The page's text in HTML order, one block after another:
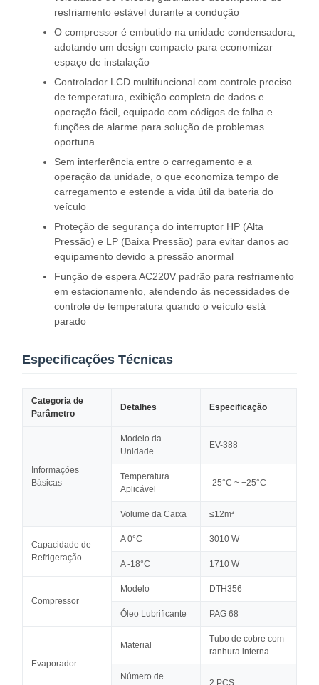
resfriamento estável durante a condução
O compressor é embutido na unidade condensadora,
adotando um design compacto para economizar
espaço de instalação
Controlador LCD multifuncional com controle preciso
de temperatura, exibição completa de dados e
operação fácil, equipado com códigos de falha e
funções de alarme para solução de problemas
oportuna
Sem interferência entre o carregamento e a
operação da unidade, o que economiza tempo de
carregamento e estende a vida útil da bateria do
veículo
Proteção de segurança do interruptor HP (Alta
Pressão) e LP (Baixa Pressão) para evitar danos ao
equipamento devido a pressão anormal
Função de espera AC220V padrão para resfriamento
em estacionamento, atendendo às necessidades de
controle de temperatura quando o veículo está
parado
Especificações Técnicas
Categoria de
Parâmetro
Detalhes Especificação
Informações
Básicas
Modelo da
Unidade
EV-388
Temperatura
Aplicável
-25°C ~ +25°C
Volume da Caixa ≤12m³
Capacidade de
Refrigeração
A 0°C 3010 W
A -18°C 1710 W
Compressor
Modelo DTH356
Óleo Lubrificante PAG 68
Evaporador
Material
Tubo de cobre com
ranhura interna
Número de
2 PCS